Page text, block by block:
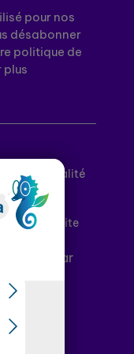
pour nos
désabonner
politique de
confidentialité
Plan du site
France par